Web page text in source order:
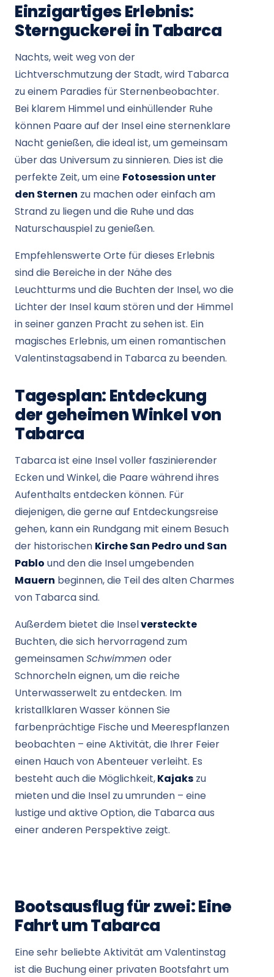
Einzigartiges Erlebnis:
Sternguckerei in Tabarca
Nachts, weit weg von der
Lichtverschmutzung der Stadt, wird Tabarca
zu einem Paradies für Sternenbeobachter.
Bei klarem Himmel und einhüllender Ruhe
können Paare auf der Insel eine sternenklare
Nacht genießen, die ideal ist, um gemeinsam
über das Universum zu sinnieren. Dies ist die
perfekte Zeit, um eine Fotosession unter
den Sternen zu machen oder einfach am
Strand zu liegen und die Ruhe und das
Naturschauspiel zu genießen.
Empfehlenswerte Orte für dieses Erlebnis
sind die Bereiche in der Nähe des
Leuchtturms und die Buchten der Insel, wo die
Lichter der Insel kaum stören und der Himmel
in seiner ganzen Pracht zu sehen ist. Ein
magisches Erlebnis, um einen romantischen
Valentinstagsabend in Tabarca zu beenden.
Tagesplan: Entdeckung
der geheimen Winkel von
Tabarca
Tabarca ist eine Insel voller faszinierender
Ecken und Winkel, die Paare während ihres
Aufenthalts entdecken können. Für
diejenigen, die gerne auf Entdeckungsreise
gehen, kann ein Rundgang mit einem Besuch
der historischen Kirche San Pedro und San
Pablo und den die Insel umgebenden
Mauern beginnen, die Teil des alten Charmes
von Tabarca sind.
Außerdem bietet die Inselversteckte
Buchten, die sich hervorragend zum
gemeinsamenSchwimmen oder
Schnorcheln eignen, um die reiche
Unterwasserwelt zu entdecken. Im
kristallklaren Wasser können Sie
farbenprächtige Fische und Meerespflanzen
beobachten – eine Aktivität, die Ihrer Feier
einen Hauch von Abenteuer verleiht. Es
besteht auch die Möglichkeit,Kajaks zu
mieten und die Insel zu umrunden – eine
lustige und aktive Option, die Tabarca aus
einer anderen Perspektive zeigt.
Bootsausflug für zwei: Eine
Fahrt um Tabarca
Eine sehr beliebte Aktivität am Valentinstag
ist die Buchung einer privaten Bootsfahrt um